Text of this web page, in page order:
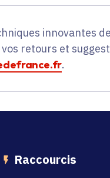
innovantes
retours et
.
Raccourcis